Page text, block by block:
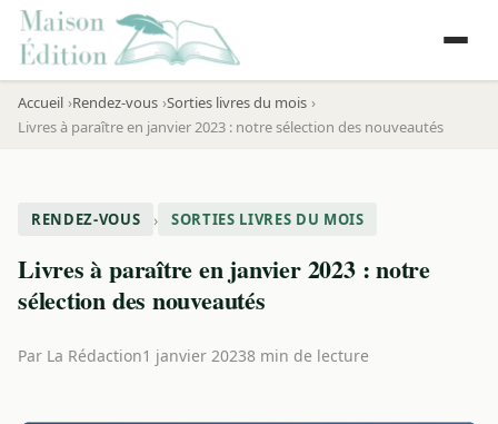
Accueil Rendez-vous Sorties livres du mois
Livres à paraître en janvier 2023 : notre sélection des nouveautés
RENDEZ-VOUS › SORTIES LIVRES DU MOIS
Livres à paraître en janvier 2023 : notre
sélection des nouveautés
Par La Rédaction1 janvier 20238 min de lecture